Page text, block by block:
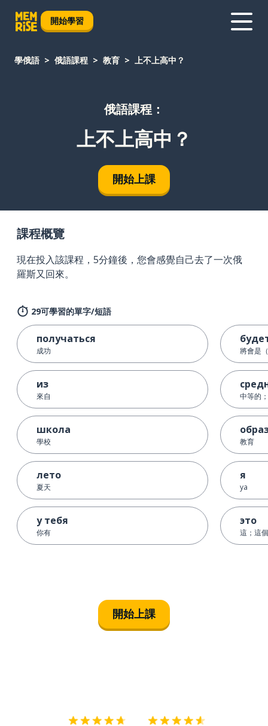
開始學習
學俄語 俄語課程 教育 上不上高中？
俄語課程：
上不上高中？
開始上課
課程概覽
現在投入該課程，5分鐘後，您會感覺自己去了一次俄
羅斯又回來。
29可學習的單字/短語
получаться
成功
из
來自
школа
學校
лето
夏天
у тебя
你有
將會是
中等的
教育
я
ya
это
這；這個
開始上課